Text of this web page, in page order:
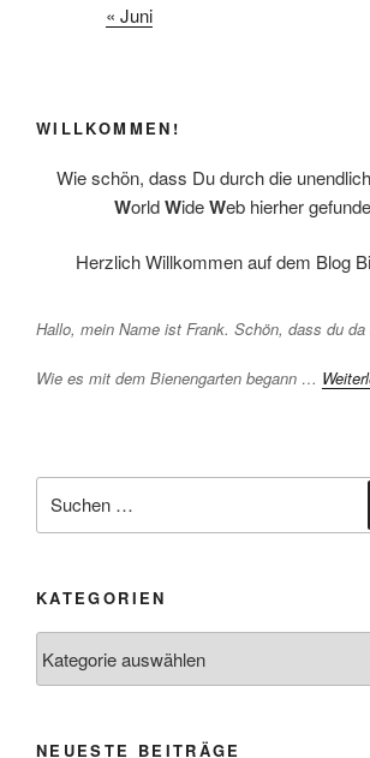
« Juni
WILLKOMMEN!
Wie schön, dass Du durch die
WorldWideWeb hierher
Herzlich Willkommen auf dem Blog
Hallo, mein Name ist Frank. Schön, dass du
Wie es mit dem Bienengarten begann …
nach:
KATEGORIEN
NEUESTE BEITRÄGE